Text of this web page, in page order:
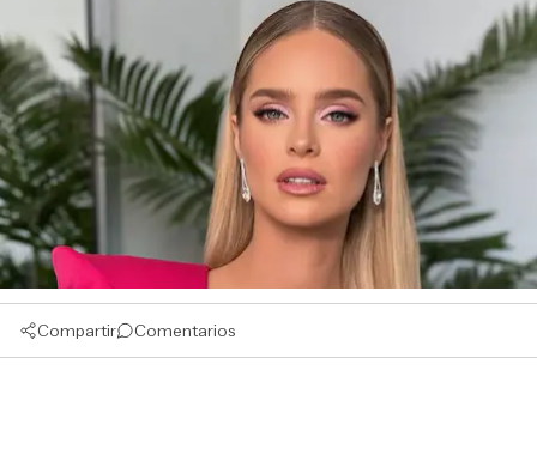
Compartir Comentarios